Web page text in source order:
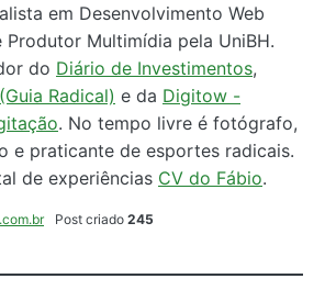
em Desenvolvimento Web
Produtor Multimídia pela UniBH.
do Diário de Investimentos,
Radical) e da Digitow -
. No tempo livre é fotógrafo,
e praticante de esportes radicais.
de experiências CV do Fábio.
Post criado 245